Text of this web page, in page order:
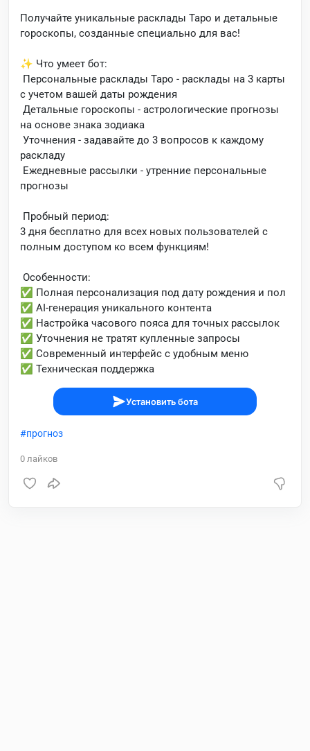
Получайте уникальные расклады Таро и детальные
гороскопы, созданные специально для вас!
✨ Что умеет бот:
Персональные расклады Таро - расклады на 3 карты
с учетом вашей даты рождения
Детальные гороскопы - астрологические прогнозы
на основе знака зодиака
Уточнения - задавайте до 3 вопросов к каждому
раскладу
Ежедневные рассылки - утренние персональные
прогнозы
Пробный период:
3 дня бесплатно для всех новых пользователей с
полным доступом ко всем функциям!
Особенности:
✅ Полная персонализация под дату рождения и пол
✅ AI-генерация уникального контента
✅ Настройка часового пояса для точных рассылок
✅ Уточнения не тратят купленные запросы
✅ Современный интерфейс с удобным меню
✅ Техническая поддержка
Установить бота
прогноз
0 лайков